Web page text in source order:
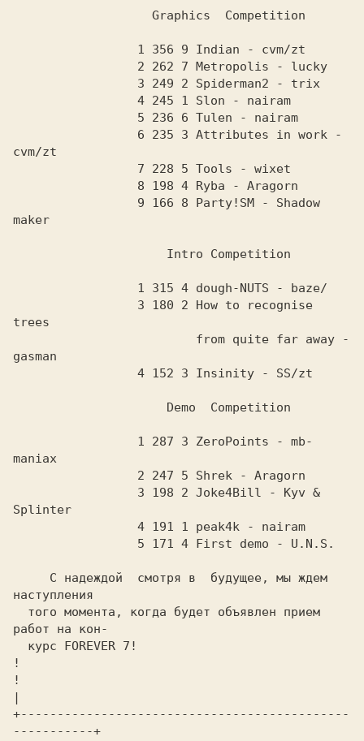
                   Graphics  Competition
                 1 356 9 Indian - cvm/zt
                 3 249 2 Spiderman2 - trix
                 4 245 1 Slon - nairam
cvm/zt
                 7 228 5 Tools - wixet
maker
                     Intro Competition
trees
gasman
                     Demo  Competition
maniax
                 2 247 5 Shrek - Aragorn
Splinter
                 4 191 1 peak4k - nairam
                 5 171 4 First demo - U.N.S.
наступления
работ на кон-
  курс
!
!
|
+---------------------------------------------
-----------+